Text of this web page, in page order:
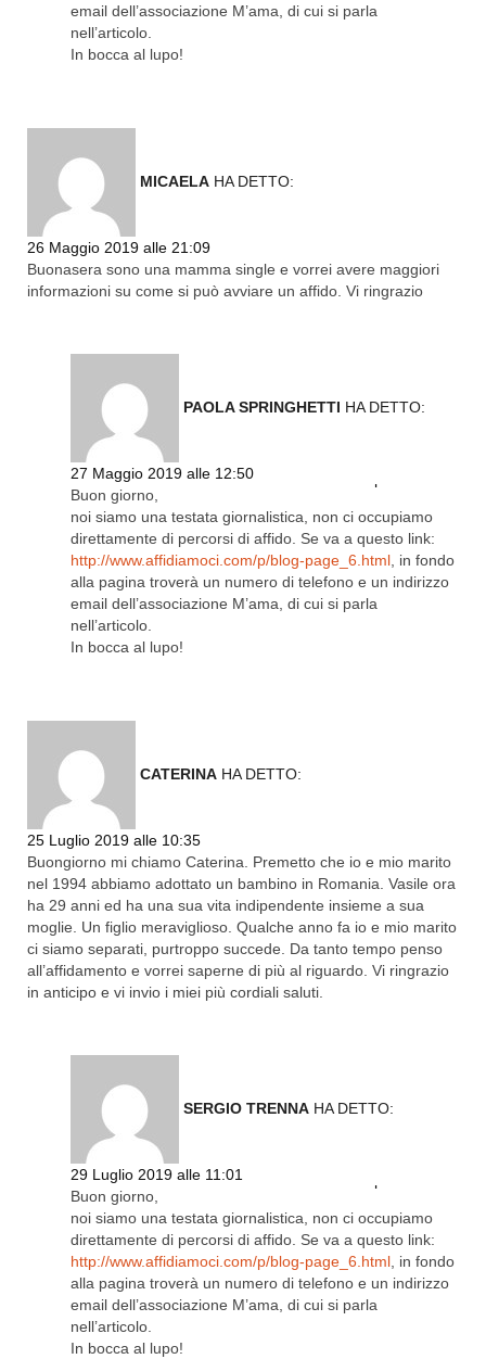
email dell’associazione M’ama, di cui si parla
nell’articolo.
In bocca al lupo!
MICAELA HA DETTO:
26 Maggio 2019 alle 21:09
Buonasera sono una mamma single e vorrei avere maggiori
informazioni su come si può avviare un affido. Vi ringrazio
PAOLA SPRINGHETTI HA DETTO:
27 Maggio 2019 alle 12:50
Buon giorno,
noi siamo una testata giornalistica, non ci occupiamo
direttamente di percorsi di affido. Se va a questo link:
http://www.affidiamoci.com/p/blog-page_6.html , in fondo
alla pagina troverà un numero di telefono e un indirizzo
email dell’associazione M’ama, di cui si parla
nell’articolo.
In bocca al lupo!
CATERINA HA DETTO:
25 Luglio 2019 alle 10:35
Buongiorno mi chiamo Caterina. Premetto che io e mio marito
nel 1994 abbiamo adottato un bambino in Romania. Vasile ora
ha 29 anni ed ha una sua vita indipendente insieme a sua
moglie. Un figlio meraviglioso. Qualche anno fa io e mio marito
ci siamo separati, purtroppo succede. Da tanto tempo penso
all’affidamento e vorrei saperne di più al riguardo. Vi ringrazio
in anticipo e vi invio i miei più cordiali saluti.
SERGIO TRENNA HA DETTO:
29 Luglio 2019 alle 11:01
Buon giorno,
noi siamo una testata giornalistica, non ci occupiamo
direttamente di percorsi di affido. Se va a questo link:
http://www.affidiamoci.com/p/blog-page_6.html , in fondo
alla pagina troverà un numero di telefono e un indirizzo
email dell’associazione M’ama, di cui si parla
nell’articolo.
In bocca al lupo!